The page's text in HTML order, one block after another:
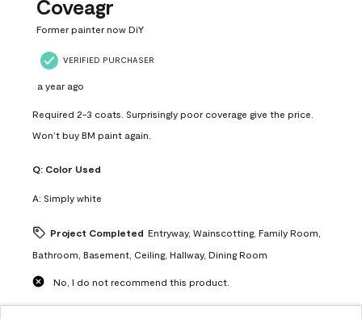
Coveagr
Former painter now DiY
VERIFIED PURCHASER
a year ago
Required 2-3 coats. Surprisingly poor coverage give the price.
Won’t buy BM paint again.
Q: Color Used
A: Simply white
Project Completed Entryway, Wainscotting, Family Room,
Bathroom, Basement, Ceiling, Hallway, Dining Room
No, I do not recommend this product.